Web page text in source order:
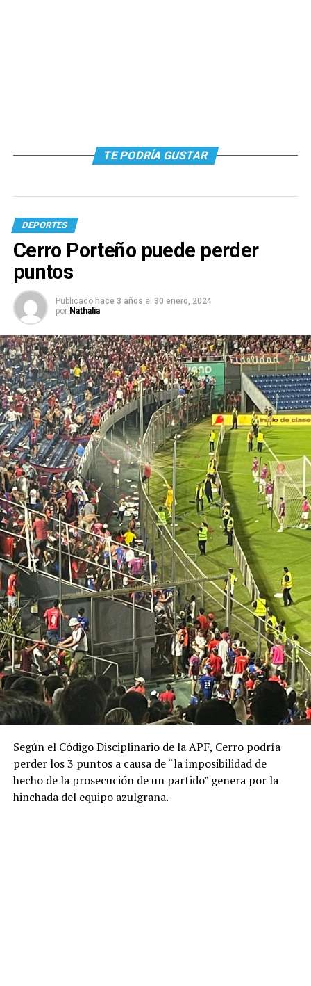
TE PODRÍA GUSTAR
DEPORTES
Cerro Porteño puede perder
puntos
Publicado hace 3 años el 30 enero, 2024
por Nathalia
Según el Código Disciplinario de la APF, Cerro podría
perder los 3 puntos a causa de “la imposibilidad de
hecho de la prosecución de un partido” genera por la
hinchada del equipo azulgrana.